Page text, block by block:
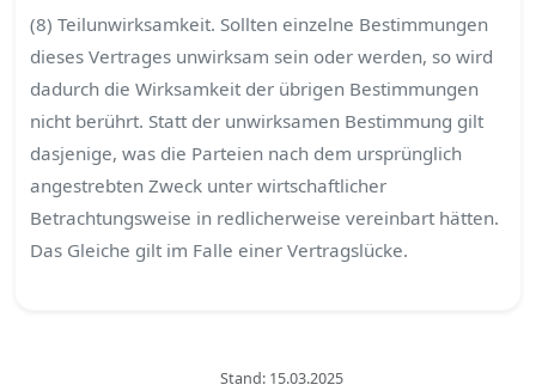
(8) Teilunwirksamkeit. Sollten einzelne Bestimmungen
dieses Vertrages unwirksam sein oder werden, so wird
dadurch die Wirksamkeit der übrigen Bestimmungen
nicht berührt. Statt der unwirksamen Bestimmung gilt
dasjenige, was die Parteien nach dem ursprünglich
angestrebten Zweck unter wirtschaftlicher
Betrachtungsweise in redlicherweise vereinbart hätten.
Das Gleiche gilt im Falle einer Vertragslücke.
Stand: 15.03.2025